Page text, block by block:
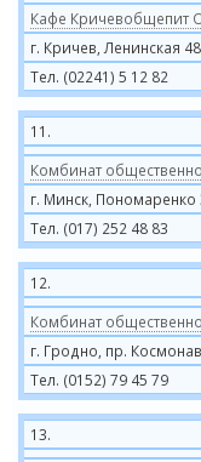
Кафе Кричевобщепит
г. Кричев, Ленинская 48
Тел. (02241) 5 12 82
11.
Комбинат
г. Минск, Пономаренко
Тел. (017) 252 48 83
12.
Комбинат
г. Гродно, пр.
Тел. (0152) 79 45 79
13.